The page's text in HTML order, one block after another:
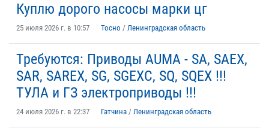
Куплю дорого насосы марки цг
25 июля 2026 г. в 10:57 Тосно / Ленинградская область
Требуются: Приводы AUMA - SA, SAEX,
SAR, SAREX, SG, SGEXC, SQ, SQEX !!!
ТУЛА и ГЗ электроприводы !!!
24 июля 2026 г. в 22:37 Гатчина / Ленинградская область